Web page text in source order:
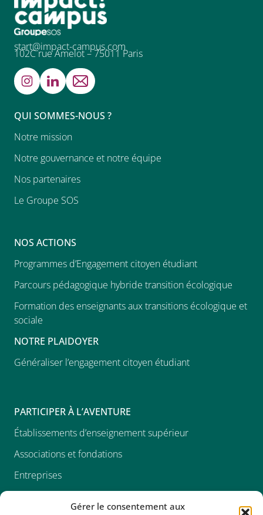
Gérer le consentement aux
start@impact-campus.com
102C rue Amelot – 75011 Paris
QUI SOMMES-NOUS ?
Notre mission
Notre gouvernance et notre équipe
Nos partenaires
Le Groupe SOS
NOS ACTIONS
Programmes d’Engagement citoyen étudiant
Parcours pédagogique hybride transition écologique
Formation des enseignants aux transitions écologique et
sociale
NOTRE PLAIDOYER
Généraliser l’engagement citoyen étudiant
PARTICIPER À L’AVENTURE
Établissements d’enseignement supérieur
Associations et fondations
Entreprises